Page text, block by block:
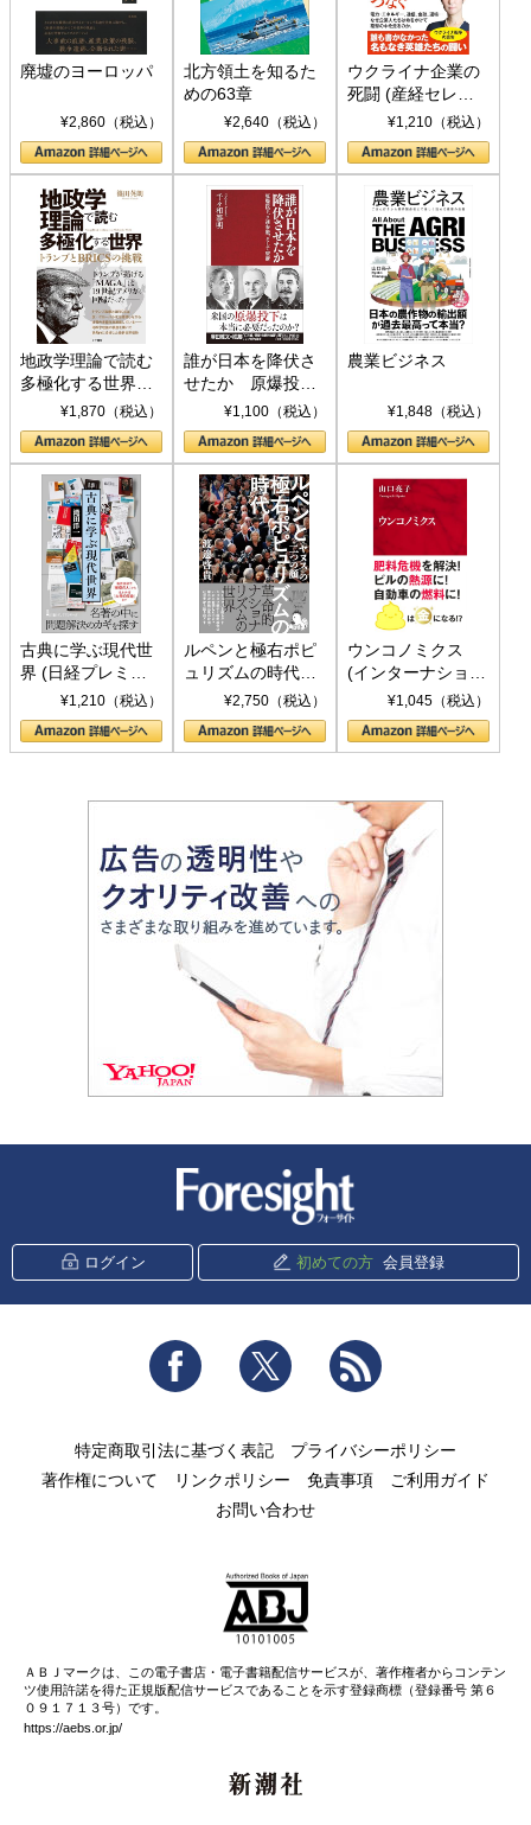
廃墟のヨーロッパ
¥2,860（税込）
北方領土を知るた
めの63章
¥2,640（税込）
ウクライナ企業の
死闘 (産経セレク
ト S 039)¥1,210（税込）
地政学理論で読む
多極化する世界：
トランプとBRICS
の挑戦
¥1,870（税込）
誰が日本を降伏さ
せたか 原爆投
下、ソ連参戦、そ
して聖断 (PHP新
書)
¥1,100（税込）
農業ビジネス
¥1,848（税込）
古典に学ぶ現代世
界 (日経プレミア
シリーズ)¥1,210（税込）
ルペンと極右ポピ
ュリズムの時代：
〈ヤヌス〉の二つ
の顔
¥2,750（税込）
ウンコノミクス
(インターナショナ
ル新書)¥1,045（税込）
ログイン 初めての方 会員登録
Facebook Twitter
特定商取引法に基づく表記
プライバシーポリシー
著作権について
リンクポリシー 免責事項
ご利用ガイド
お問い合わせ
ＡＢＪマークは、この電子書店・電子書籍配信サービスが、著作権者からコンテン
ツ使用許諾を得た正規版配信サービスであることを示す登録商標（登録番号 第６
０９１７１３号）です。
https://aebs.or.jp/